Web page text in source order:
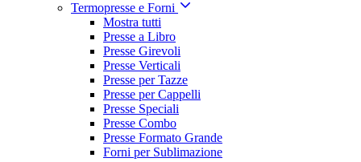
Termopresse e Forni
Mostra tutti
Presse a Libro
Presse Girevoli
Presse Verticali
Presse per Tazze
Presse per Cappelli
Presse Speciali
Presse Combo
Presse Formato Grande
Forni per Sublimazione